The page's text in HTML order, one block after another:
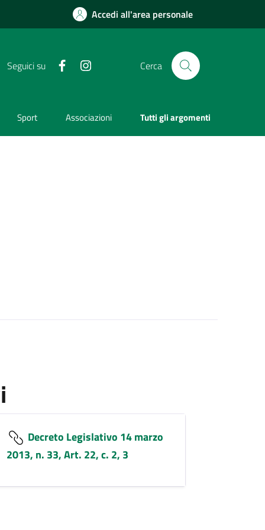
Accedi all'area personale
Seguici su Facebook Cerca
Sport Associazioni Tutti gli argomenti
Decreto Legislativo 14 marzo
2013, n. 33, Art. 22, c. 2, 3